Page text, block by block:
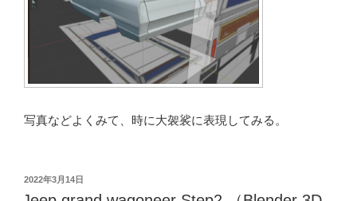
写真などよくみて、時に大袈裟に表現してみる。
投
稿
2022年3月14日